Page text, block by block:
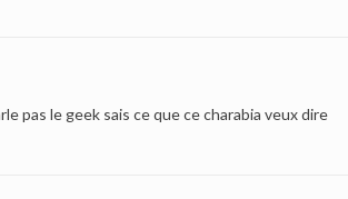
pas le geek sais ce que ce charabia veux dire